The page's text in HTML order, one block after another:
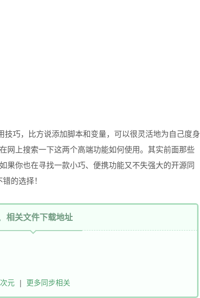
巧，比方说添加脚本和变量，可以很灵活地为自己度身
网上搜索一下这两个高端功能如何使用。其实前面那些
果你也在寻找一款小巧、便携功能又不失强大的开源同
的选择！
相关文件下载地址
元| 更多同步相关